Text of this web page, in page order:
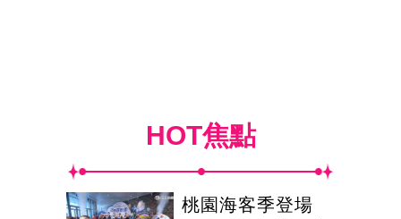
HOT焦點
桃園海客季登場